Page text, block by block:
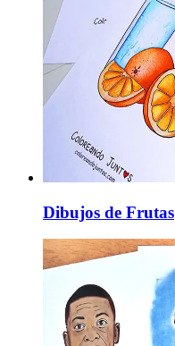
Dibujos de Frutas